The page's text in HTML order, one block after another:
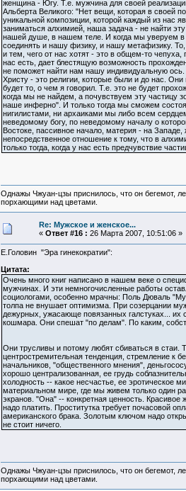
женщина - Югу. Т.е. мужчина для своей
Альберта Великого: "Нет вещи, которая в своей
уникальной композиции, которой каждый из нас
заниматься алхимией, наша задача - не найти
нашей душе, в нашем теле. И когда мы уверуем в
соединять и нашу физику, и нашу метафизику.
и тем, чего от нас хотят - это в общем-то
нас есть, дает блестящую возможность
не поможет найти нам нашу индивидуальную
Христу - это религии, которые были и до нас.
будет то, о чем я говорил. Т.е. это не будет
когда мы не найдем, а почувствуем эту частицу
наше инферно". И только тогда мы сможем
нигилистами, ни архаиками мы либо всем
неведомому богу, по неведомому началу о
Востоке, пассивное начало, материя - на
непосредственное отношение к тому, что в
только тогда, когда у нас есть предчувствие
Однажы Чжуан-цзы приснилось, что он бегемот,
порхающими над цветами.
Re: Мужское и женское...
« Ответ #16 : 26 Марта 2007, 10:51:06 »
Е.Головин "Эра гинекократии":
Цитата:
Очень много книг написано в нашем веке о
мужчинах. И эти немногочисленные работы
социологами, особенно мрачны: Поль Дюваль
толпа не внушает оптимизма. При созерцании
дежурных, ужасающе повязанных галстуках... их
кошмара. Они спешат "по делам". По каким,
Они трусливы и потому любят сбиваться в стаи.
центростремительная тенденция, стремление к
начальников, "общественного мнения",
хорошо централизованная, ее грудь
холодность -- какое несчастье, ее эротическое
материальном мире, где мы живем только один
экранов. "Она" -- конкретная ценность. Красивое
надо платить. Проститутка требует почасовой
американского брака. Золотым ключом надо
не стоит ничего.
Однажы Чжуан-цзы приснилось, что он бегемот,
порхающими над цветами.